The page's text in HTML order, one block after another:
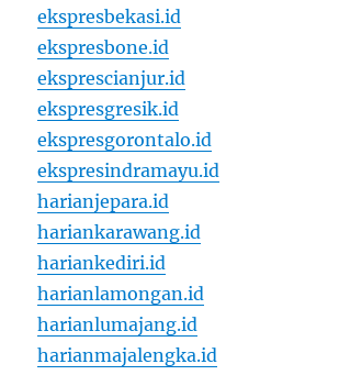
ekspresbekasi.id
ekspresbone.id
eksprescianjur.id
ekspresgresik.id
ekspresgorontalo.id
ekspresindramayu.id
harianjepara.id
hariankarawang.id
hariankediri.id
harianlamongan.id
harianlumajang.id
harianmajalengka.id